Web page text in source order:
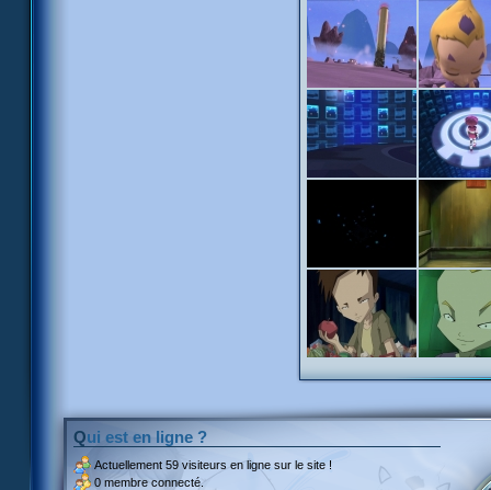
Qui est en ligne ?
Actuellement 59 visiteurs en ligne sur le site !
0 membre connecté.